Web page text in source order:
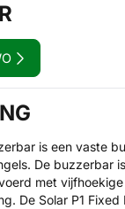
is een vaste
De buzzerbar
met
De Solar P1 Fixed